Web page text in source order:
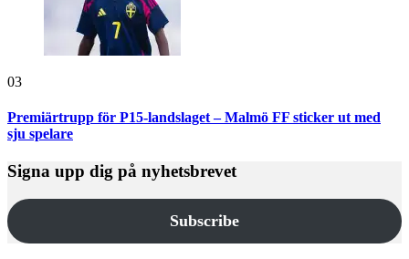
03
Premiärtrupp för P15-landslaget – Malmö FF sticker ut med
sju spelare
Signa upp dig på nyhetsbrevet
Subscribe